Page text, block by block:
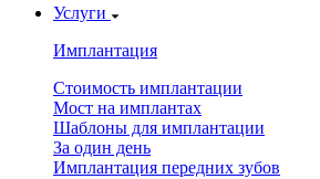
Услуги
Имплантация
Стоимость имплантации
Мост на имплантах
Шаблоны для имплантации
За один день
Имплантация передних зубов